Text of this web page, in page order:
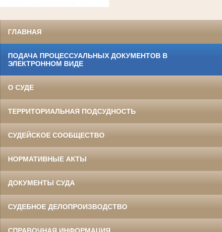
ГЛАВНАЯ
ПОДАЧА ПРОЦЕССУАЛЬНЫХ ДОКУМЕНТОВ В
ЭЛЕКТРОННОМ ВИДЕ
О СУДЕ
ТЕРРИТОРИАЛЬНАЯ ПОДСУДНОСТЬ
СУДЕЙСКОЕ СООБЩЕСТВО
НОРМАТИВНЫЕ АКТЫ
ДОКУМЕНТЫ СУДА
СУДЕБНОЕ ДЕЛОПРОИЗВОДСТВО